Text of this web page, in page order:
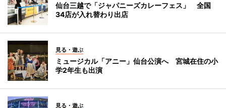
仙台三越で「ジャパニーズカレーフェス」 全国
34店が入れ替わり出店
見る・遊ぶ
ミュージカル「アニー」仙台公演へ 宮城在住の小
学2年生も出演
見る・遊ぶ